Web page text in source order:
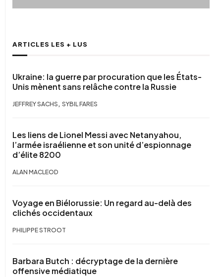
ARTICLES LES + LUS
Ukraine: la guerre par procuration que les États-
Unis mènent sans relâche contre la Russie
JEFFREY SACHS , SYBIL FARES
Les liens de Lionel Messi avec Netanyahou,
l’armée israélienne et son unité d’espionnage
d’élite 8200
ALAN MACLEOD
Voyage en Biélorussie: Un regard au-delà des
clichés occidentaux
PHILIPPE STROOT
Barbara Butch : décryptage de la dernière
offensive médiatique